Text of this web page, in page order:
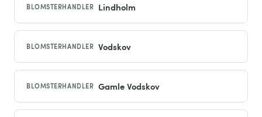
BLOMSTERHANDLER Lindholm
BLOMSTERHANDLER Vodskov
BLOMSTERHANDLER Gamle Vodskov